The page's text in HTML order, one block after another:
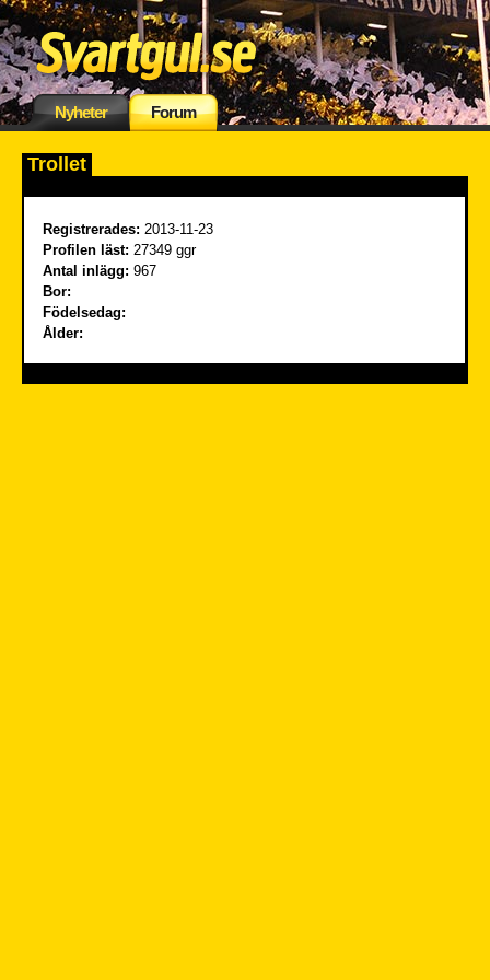
Nyheter Forum
Trollet
Registrerades: 2013-11-23
Profilen läst: 27349 ggr
Antal inlägg: 967
Bor:
Födelsedag:
Ålder: